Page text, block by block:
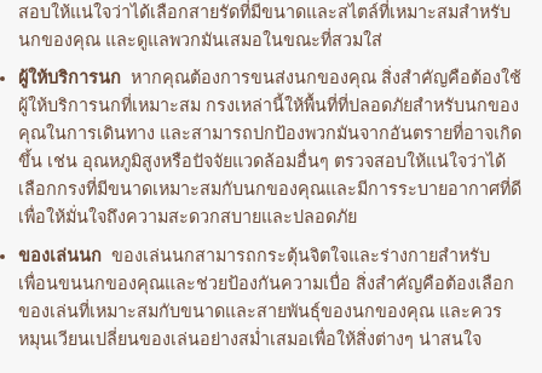
สอบให้แน่ใจว่าได้เลือกสายรัดที่มีขนาดและสไตล์ที่เหมาะสมสำหรับ
นกของคุณ และดูแลพวกมันเสมอในขณะที่สวมใส่
ผู้ให้บริการนก หากคุณต้องการขนส่งนกของคุณ สิ่งสำคัญคือต้องใช้
ผู้ให้บริการนกที่เหมาะสม กรงเหล่านี้ให้พื้นที่ที่ปลอดภัยสำหรับนกของ
คุณในการเดินทาง และสามารถปกป้องพวกมันจากอันตรายที่อาจเกิด
ขึ้น เช่น อุณหภูมิสูงหรือปัจจัยแวดล้อมอื่นๆ ตรวจสอบให้แน่ใจว่าได้
เลือกกรงที่มีขนาดเหมาะสมกับนกของคุณและมีการระบายอากาศที่ดี
เพื่อให้มั่นใจถึงความสะดวกสบายและปลอดภัย
ของเล่นนก ของเล่นนกสามารถกระตุ้นจิตใจและร่างกายสำหรับ
เพื่อนขนนกของคุณและช่วยป้องกันความเบื่อ สิ่งสำคัญคือต้องเลือก
ของเล่นที่เหมาะสมกับขนาดและสายพันธุ์ของนกของคุณ และควร
หมุนเวียนเปลี่ยนของเล่นอย่างสม่ำเสมอเพื่อให้สิ่งต่างๆ น่าสนใจ